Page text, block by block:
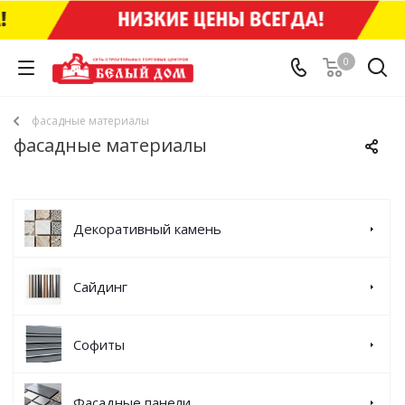
0
фасадные материалы
фасадные материалы
Декоративный камень
Сайдинг
Софиты